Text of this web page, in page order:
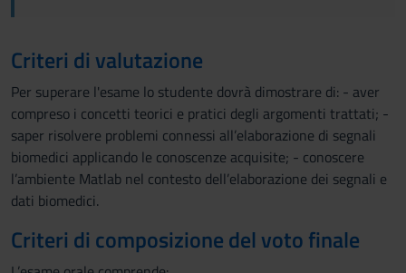
Criteri di valutazione
Per superare l'esame lo studente dovrà dimostrare di: - aver
compreso i concetti teorici e pratici degli argomenti trattati; -
saper risolvere problemi connessi all’elaborazione di segnali
biomedici applicando le conoscenze acquisite; - conoscere
l’ambiente Matlab nel contesto dell’elaborazione dei segnali e
dati biomedici.
Criteri di composizione del voto finale